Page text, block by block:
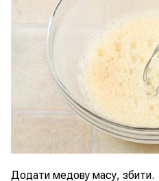
Додати медову масу, збити.